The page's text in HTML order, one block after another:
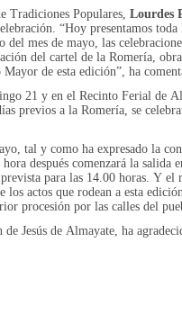
Tradiciones Populares, Lourdes
“Hoy presentamos
mes de mayo, las
del cartel de la Romería,
de esta edición”, ha
21 y en el Recinto Ferial de
previos a la Romería, se
tal y como ha expresado la
después comenzará la
para las 14.00 horas. Y el
los actos que rodean a esta
procesión por las calles del
Jesús de Almayate, ha